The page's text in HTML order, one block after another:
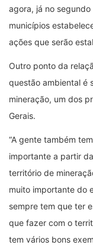
agora, já no
municípios
ações que serão
Outro ponto da
questão ambiental é
mineração, um dos
Gerais.
“A gente também
importante a partir
território de
muito importante do
sempre tem que ter
que fazer com o
tem vários bons